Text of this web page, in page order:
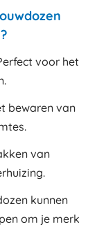
voor het
bewaren van
van
kunnen
om je merk